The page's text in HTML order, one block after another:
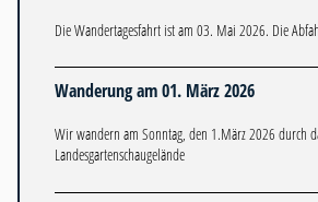
Die Wandertagesfahrt ist am 03. Mai 2026. Die
Wanderung am 01. März 2026
Wir wandern am Sonntag, den 1.März 2026 durch
Landesgartenschaugelände